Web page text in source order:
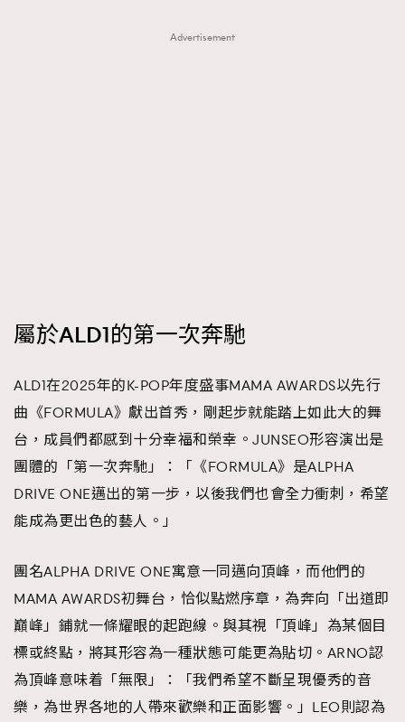
Advertisement
屬於ALD1的第一次奔馳
ALD1在2025年的K-POP年度盛事MAMA AWARDS以先行
曲《FORMULA》獻出首秀，剛起步就能踏上如此大的舞
台，成員們都感到十分幸福和榮幸。JUNSEO形容演出是
團體的「第一次奔馳」：「《FORMULA》是ALPHA
DRIVE ONE邁出的第一步，以後我們也會全力衝刺，希望
能成為更出色的藝人。」
團名ALPHA DRIVE ONE寓意一同邁向頂峰，而他們的
MAMA AWARDS初舞台，恰似點燃序章，為奔向「出道即
巔峰」鋪就一條耀眼的起跑線。與其視「頂峰」為某個目
標或終點，將其形容為一種狀態可能更為貼切。ARNO認
為頂峰意味着「無限」：「我們希望不斷呈現優秀的音
樂，為世界各地的人帶來歡樂和正面影響。」LEO則認為